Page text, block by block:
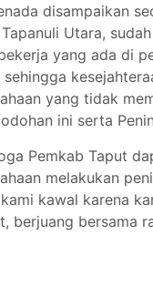
disampaikan
Tapanuli Utara,
yang ada di
sehingga
yang tidak
ini serta
Pemkab Taput
melakukan
kawal karena
berjuang bersama